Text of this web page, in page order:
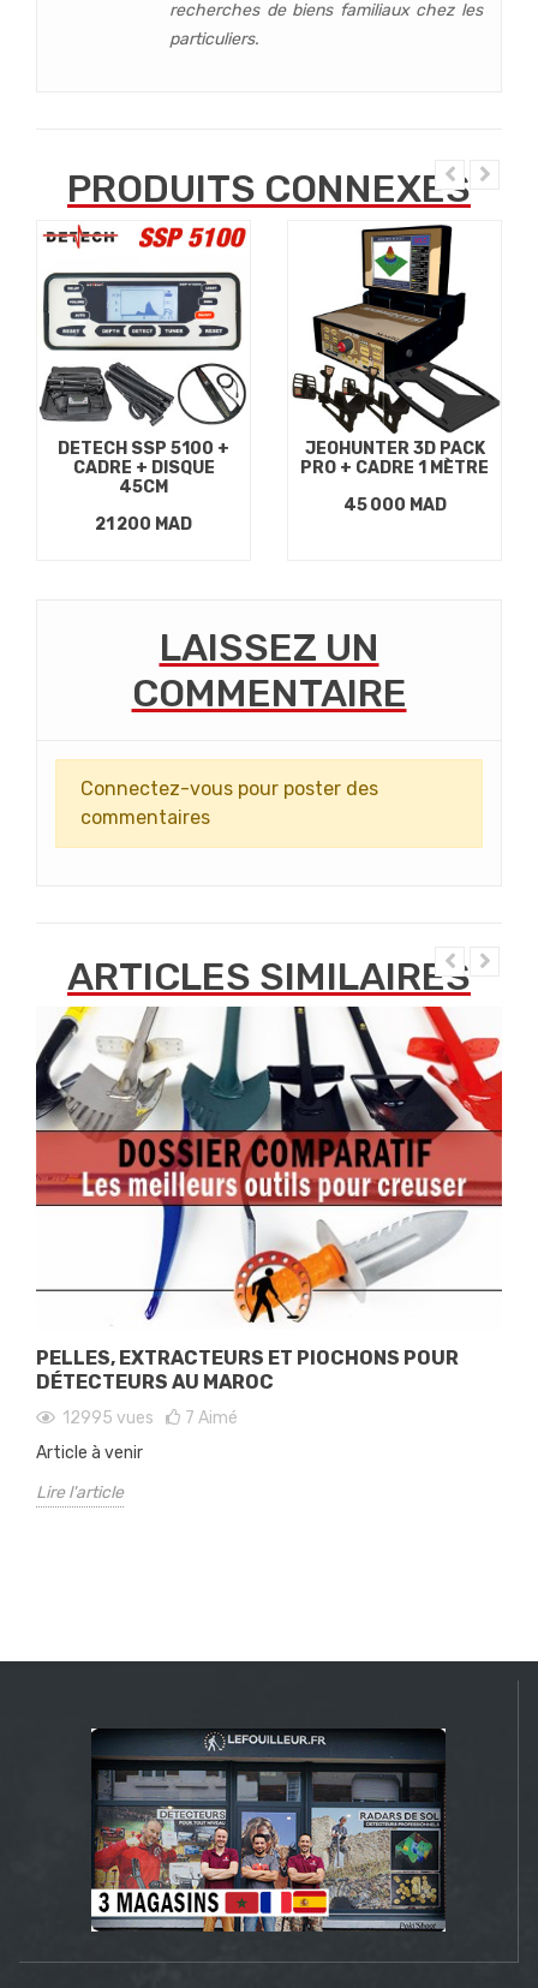
recherches de biens familiaux chez les
particuliers.
PRODUITS CONNEXES
DETECH SSP 5100 +
CADRE + DISQUE
45CM
21 200 MAD
JEOHUNTER 3D PACK
PRO + CADRE 1 MÈTRE
45 000 MAD
LAISSEZ UN
COMMENTAIRE
Connectez-vous pour poster des
commentaires
ARTICLES SIMILAIRES
PELLES, EXTRACTEURS ET PIOCHONS POUR
DÉTECTEURS AU MAROC
12995 vues 7 Aimé
Article à venir
Lire l'article